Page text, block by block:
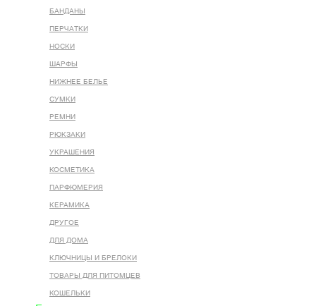
БАНДАНЫ
ПЕРЧАТКИ
НОСКИ
ШАРФЫ
НИЖНЕЕ БЕЛЬЕ
СУМКИ
РЕМНИ
РЮКЗАКИ
УКРАШЕНИЯ
КОСМЕТИКА
ПАРФЮМЕРИЯ
КЕРАМИКА
ДРУГОЕ
ДЛЯ ДОМА
КЛЮЧНИЦЫ И БРЕЛОКИ
ТОВАРЫ ДЛЯ ПИТОМЦЕВ
КОШЕЛЬКИ